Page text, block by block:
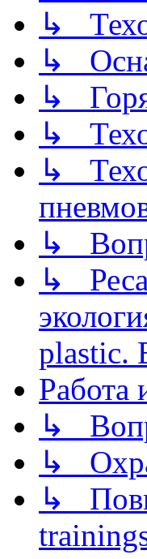
↳
↳
↳
↳
↳
↳
↳
plastic.
Работа
↳
↳
↳